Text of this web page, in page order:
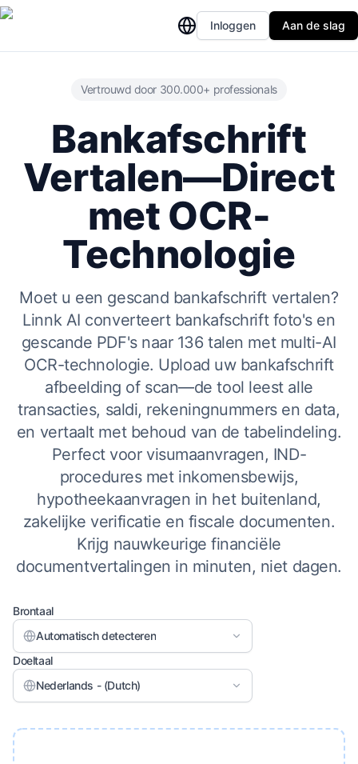
Inloggen Aan de slag
Vertrouwd door 300.000+ professionals
Bankafschrift
Vertalen—Direct
met OCR-
Technologie
Moet u een gescand bankafschrift vertalen?
Linnk AI converteert bankafschrift foto's en
gescande PDF's naar 136 talen met multi-AI
OCR-technologie. Upload uw bankafschrift
afbeelding of scan—de tool leest alle
transacties, saldi, rekeningnummers en data,
en vertaalt met behoud van de tabelindeling.
Perfect voor visumaanvragen, IND-
procedures met inkomensbewijs,
hypotheekaanvragen in het buitenland,
zakelijke verificatie en fiscale documenten.
Krijg nauwkeurige financiële
documentvertalingen in minuten, niet dagen.
Brontaal
Automatisch detecteren
Doeltaal
Nederlands - (Dutch)